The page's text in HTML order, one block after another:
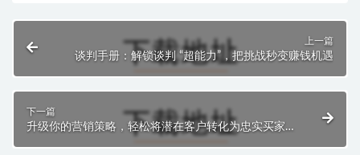
上一篇
谈判手册：解锁谈判 “超能力”，把挑战秒变赚钱机遇
下一篇
升级你的营销策略，轻松将潜在客户转化为忠实买家，